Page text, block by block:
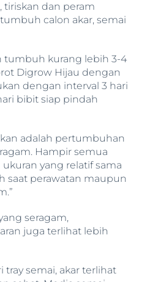
tiriskan dan peram
calon akar, semai
tumbuh kurang lebih 3-4
Digrow Hijau dengan
dengan interval 3 hari
bibit siap pindah
adalah pertumbuhan
Hampir semua
yang relatif sama
saat perawatan maupun
seragam,
juga terlihat lebih
tray semai, akar terlihat